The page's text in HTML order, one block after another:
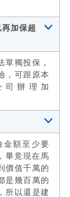
加保超
單獨投保，
，可跟原本
司辦理加
金額至少要
畢竟現在馬
價值千萬的
是幾百萬的
所以還是建